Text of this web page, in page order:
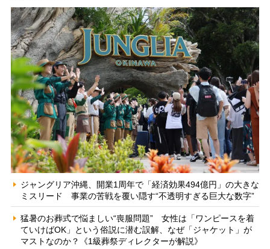
ジャングリア沖縄、開業1周年で「経済効果494億円」の大きな
ミスリード 事業の苦戦を覆い隠す“不透明すぎる巨大な数字”
猛暑のお葬式で悩ましい“喪服問題” 女性は「ワンピースを着
ていけばOK」という俗説に潜む誤解、なぜ「ジャケット」が
マストなのか？《1級葬祭ディレクターが解説》